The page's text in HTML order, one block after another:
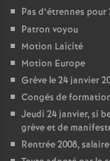
Pas d’étrennes
Patron voyou
Motion Laïcité
Motion Europe
Grève le 24 janvier
Congés de
Jeudi 24 janvier, si
grève et de
Rentrée 2008,